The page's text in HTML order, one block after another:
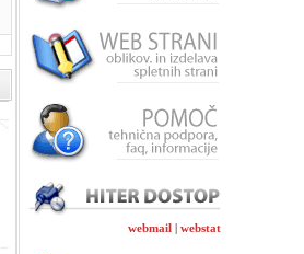
webmail | webstat